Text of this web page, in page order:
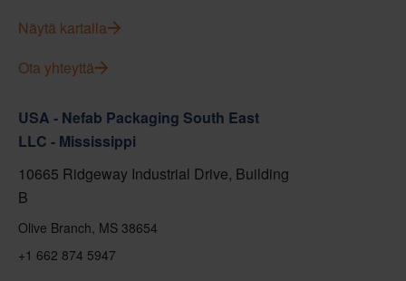
Näytä kartalla
Ota yhteyttä
USA - Nefab Packaging South East
LLC - Mississippi
10665 Ridgeway Industrial Drive, Building
B
Olive Branch, MS 38654
+1 662 874 5947